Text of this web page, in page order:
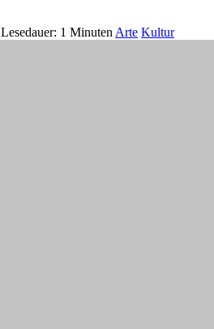
Lesedauer: 1 Minuten Arte Kultur